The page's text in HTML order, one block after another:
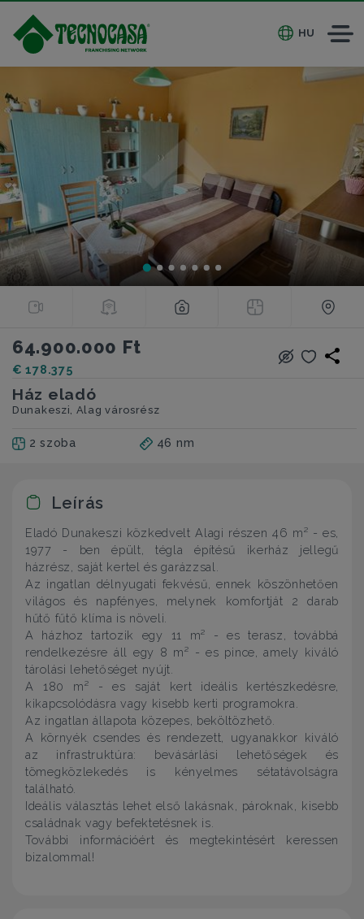
HU
64.900.000 Ft
€ 178.375
Ház eladó
Dunakeszi, Alag városrész
2 szoba 46 nm
Leírás
Eladó Dunakeszi közkedvelt Alagi részen 46 m² - es,
1977 - ben épült, tégla építésű ikerház jellegű
házrész, saját kertel és garázzsal.
Az ingatlan délnyugati fekvésű, ennek köszönhetően
világos és napfényes, melynek komfortját 2 darab
hűtő fűtő klíma is növeli.
A házhoz tartozik egy 11 m² - es terasz, továbbá
rendelkezésre áll egy 8 m² - es pince, amely kiváló
tárolási lehetőséget nyújt.
A 180 m² - es saját kert ideális kertészkedésre,
kikapcsolódásra vagy kisebb kerti programokra.
Az ingatlan állapota közepes, beköltözhető.
A környék csendes és rendezett, ugyanakkor kiváló
az infrastruktúra: bevásárlási lehetőségek és
tömegközlekedés is kényelmes sétatávolságra
található.
Ideális választás lehet első lakásnak, pároknak, kisebb
családnak vagy befektetésnek is.
További információért és megtekintésért keressen
bizalommal!